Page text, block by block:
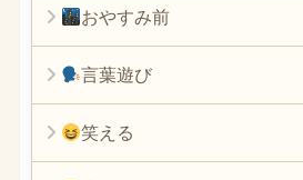
おやすみ前
言葉遊び
笑える